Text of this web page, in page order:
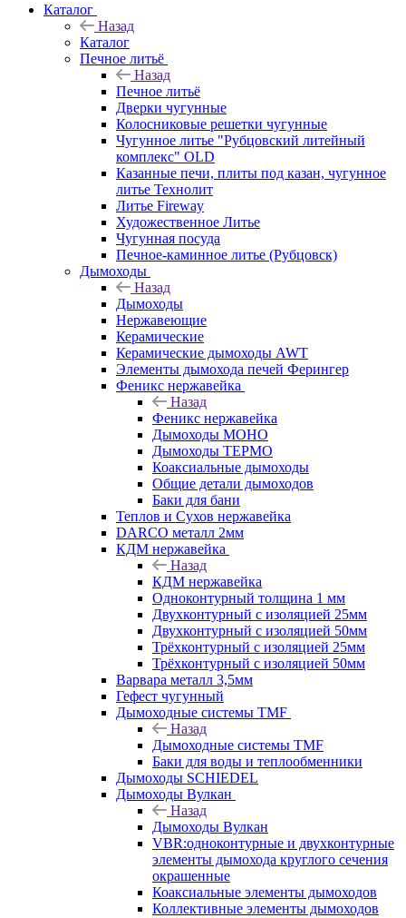
Каталог
Назад
Каталог
Печное литьё
Назад
Печное литьё
Дверки чугунные
Колосниковые решетки чугунные
Чугунное литье "Рубцовский литейный
комплекс" OLD
Казанные печи, плиты под казан, чугунное
литье Технолит
Литье Fireway
Художественное Литье
Чугунная посуда
Печное-каминное литье (Рубцовск)
Дымоходы
Назад
Дымоходы
Нержавеющие
Керамические
Керамические дымоходы AWT
Элементы дымохода печей Ферингер
Феникс нержавейка
Назад
Феникс нержавейка
Дымоходы МОНО
Дымоходы ТЕРМО
Коаксиальные дымоходы
Общие детали дымоходов
Баки для бани
Теплов и Сухов нержавейка
DARCO металл 2мм
КДМ нержавейка
Назад
КДМ нержавейка
Одноконтурный толщина 1 мм
Двухконтурный с изоляцией 25мм
Двухконтурный с изоляцией 50мм
Трёхконтурный с изоляцией 25мм
Трёхконтурный с изоляцией 50мм
Варвара металл 3,5мм
Гефест чугунный
Дымоходные системы TMF
Назад
Дымоходные системы TMF
Баки для воды и теплообменники
Дымоходы SCHIEDEL
Дымоходы Вулкан
Назад
Дымоходы Вулкан
VBR:одноконтурные и двухконтурные
элементы дымохода круглого сечения
окрашенные
Коаксиальные элементы дымоходов
Коллективные элементы дымоходов